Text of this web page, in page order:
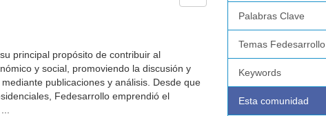
principal propósito de contribuir al
y social, promoviendo la discusión y
publicaciones y análisis. Desde que
Fedesarrollo emprendió el
Palabras Clave
Temas Fedesarrollo
Keywords
Esta comunidad